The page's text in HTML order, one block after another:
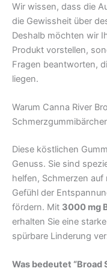
Wir wissen, dass die
die Gewissheit über
Deshalb möchten wir
Produkt vorstellen,
Fragen beantworten,
liegen.
Warum Canna River
Diese köstlichen
Genuss. Sie sind
helfen, Schmerzen auf
Gefühl der
fördern. Mit 3000 mg
erhalten Sie eine
spürbare Linderung
Was bedeutet “Broad